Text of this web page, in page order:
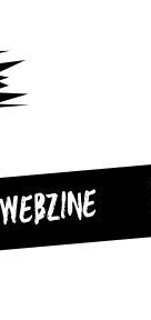
WEBZINE